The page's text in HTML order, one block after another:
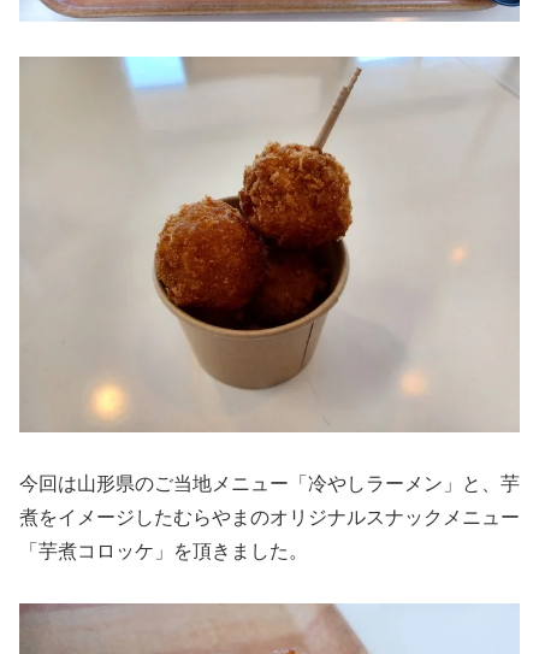
今回は山形県のご当地メニュー「冷やしラーメン」と、芋
煮をイメージしたむらやまのオリジナルスナックメニュー
「芋煮コロッケ」を頂きました。